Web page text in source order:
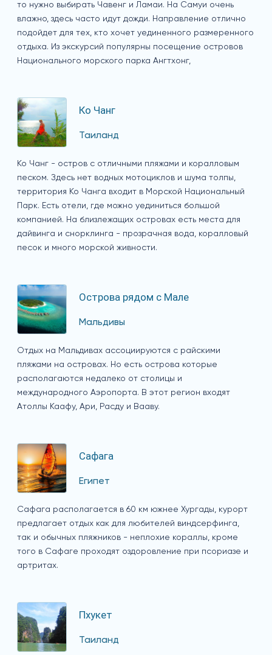
то нужно выбирать Чавенг и Ламаи. На Самуи очень
влажно, здесь часто идут дожди. Направление отлично
подойдет для тех, кто хочет уединенного размеренного
отдыха. Из экскурсий популярны посещение островов
Национального морского парка Ангтхонг,
Ко Чанг
Таиланд
Ко Чанг - остров с отличными пляжами и коралловым
песком. Здесь нет водных мотоциклов и шума толпы,
территория Ко Чанга входит в Морской Национальный
Парк. Есть отели, где можно уединиться большой
компанией. На близлежащих островах есть места для
дайвинга и снорклинга - прозрачная вода, коралловый
песок и много морской живности.
Острова рядом с Мале
Мальдивы
Отдых на Мальдивах ассоциируются с райскими
пляжами на островах. Но есть острова которые
располагаются недалеко от столицы и
международного Аэропорта. В этот регион входят
Атоллы Каафу, Ари, Расду и Вааву.
Сафага
Египет
Сафага располагается в 60 км южнее Хургады, курорт
предлагает отдых как для любителей виндсерфинга,
так и обычных пляжников - неплохие кораллы, кроме
того в Сафаге проходят оздоровление при псориазе и
артритах.
Пхукет
Таиланд